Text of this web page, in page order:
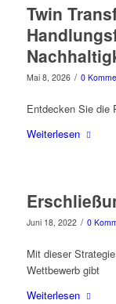
Twin
Mai 8, 2026 / 0
Entdecken Sie die
Weiterlesen
Juni 18, 2022 / 0
Mit dieser
Wettbewerb gibt
Weiterlesen